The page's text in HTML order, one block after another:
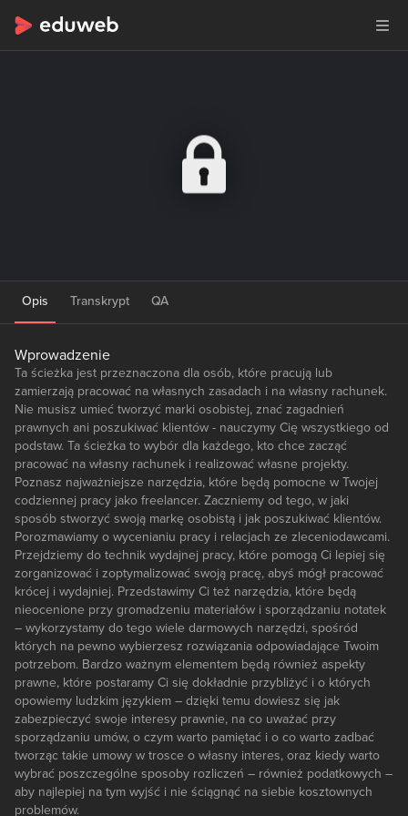
Opis Transkrypt QA
Wprowadzenie
Ta ścieżka jest przeznaczona dla osób, które pracują lub
zamierzają pracować na własnych zasadach i na własny rachunek.
Nie musisz umieć tworzyć marki osobistej, znać zagadnień
prawnych ani poszukiwać klientów - nauczymy Cię wszystkiego od
podstaw. Ta ścieżka to wybór dla każdego, kto chce zacząć
pracować na własny rachunek i realizować własne projekty.
Poznasz najważniejsze narzędzia, które będą pomocne w Twojej
codziennej pracy jako freelancer. Zaczniemy od tego, w jaki
sposób stworzyć swoją markę osobistą i jak poszukiwać klientów.
Porozmawiamy o wycenianiu pracy i relacjach ze zleceniodawcami.
Przejdziemy do technik wydajnej pracy, które pomogą Ci lepiej się
zorganizować i zoptymalizować swoją pracę, abyś mógł pracować
krócej i wydajniej. Przedstawimy Ci też narzędzia, które będą
nieocenione przy gromadzeniu materiałów i sporządzaniu notatek
– wykorzystamy do tego wiele darmowych narzędzi, spośród
których na pewno wybierzesz rozwiązania odpowiadające Twoim
potrzebom. Bardzo ważnym elementem będą również aspekty
prawne, które postaramy Ci się dokładnie przybliżyć i o których
opowiemy ludzkim językiem – dzięki temu dowiesz się jak
zabezpieczyć swoje interesy prawnie, na co uważać przy
sporządzaniu umów, o czym warto pamiętać i o co warto zadbać
tworząc takie umowy w trosce o własny interes, oraz kiedy warto
wybrać poszczególne sposoby rozliczeń – również podatkowych –
aby najlepiej na tym wyjść i nie ściągnąć na siebie kosztownych
problemów.